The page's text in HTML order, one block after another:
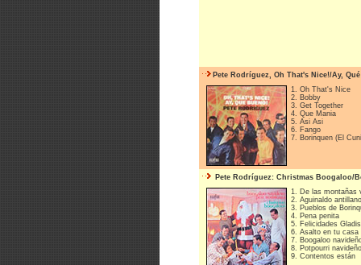
Pete Rodríguez, Oh That's Nice!/Ay,
1. Oh That's Nice
2. Bobby
3. Get Together
4. Que Mania
5. Asi Asi
6. Fango
7. Borinquen (El
Pete Rodríguez: Christmas Boogaloo/
1. De las montañas
2. Aguinaldo antillano
3. Pueblos de
4. Pena penita
5. Felicidades Gladis
6. Asalto en tu casa
7. Boogaloo
8. Potpourri navideño
9. Contentos están